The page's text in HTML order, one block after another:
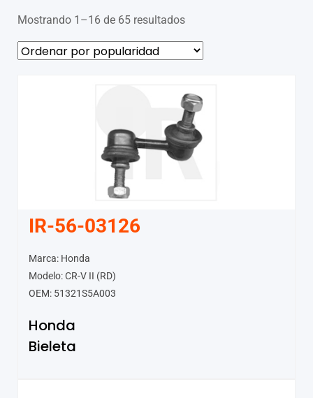
Mostrando 1–16 de 65 resultados
IR-56-03126
Marca: Honda
Modelo: CR-V II (RD)
OEM: 51321S5A003
Honda
Bieleta